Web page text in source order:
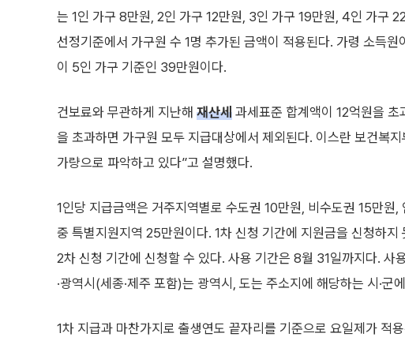
는 1인 가구 8만원, 2인 가구 12만원, 3인 가구 19만원, 4인 가구
선정기준에서 가구원 수 1명 추가된 금액이 적용된다. 가령 소득
이 5인 가구 기준인 39만원이다.
건보료와 무관하게 지난해 재산세 과세표준 합계액이 12억원을
을 초과하면 가구원 모두 지급대상에서 제외된다. 이스란 보건복
가량으로 파악하고 있다”고 설명했다.
1인당 지급금액은 거주지역별로 수도권 10만원, 비수도권 15만
중 특별지원지역 25만원이다. 1차 신청 기간에 지원금을 신청하
2차 신청 기간에 신청할 수 있다. 사용 기간은 8월 31일까지다. 사
·광역시(세종·제주 포함)는 광역시, 도는 주소지에 해당하는 시·군
1차 지급과 마찬가지로 출생연도 끝자리를 기준으로 요일제가 적